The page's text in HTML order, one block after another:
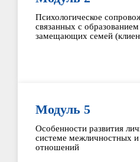
Психологическое
связанных с
замещающих семей
Модуль 5
Особенности развития
системе межличностных
отношений